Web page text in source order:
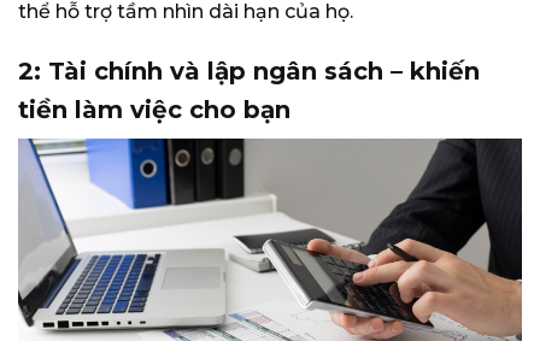
thể hỗ trợ tầm nhìn dài hạn của họ.
2: Tài chính và lập ngân sách – khiến
tiền làm việc cho bạn